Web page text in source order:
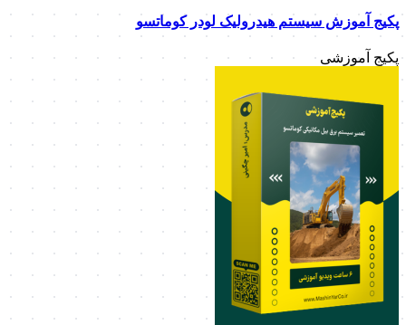
پکیج آموزش سیستم هیدرولیک لودر کوماتسو
پکیج آموزشی